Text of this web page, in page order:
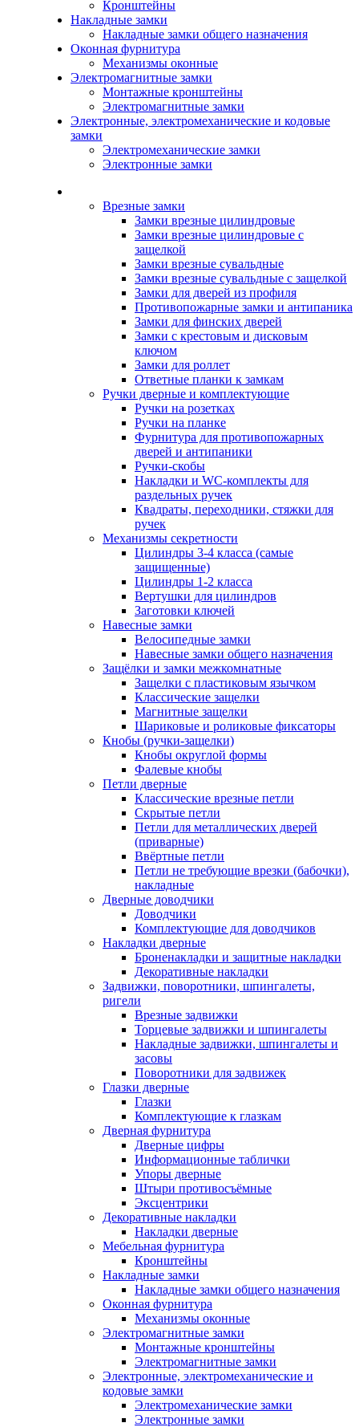
Кронштейны
Накладные замки
Накладные замки общего назначения
Оконная фурнитура
Механизмы оконные
Электромагнитные замки
Монтажные кронштейны
Электромагнитные замки
Электронные, электромеханические и кодовые
замки
Электромеханические замки
Электронные замки
Врезные замки
Замки врезные цилиндровые
Замки врезные цилиндровые с
защелкой
Замки врезные сувальдные
Замки врезные сувальдные с защелкой
Замки для дверей из профиля
Противопожарные замки и антипаника
Замки для финских дверей
Замки с крестовым и дисковым
ключом
Замки для роллет
Ответные планки к замкам
Ручки дверные и комплектующие
Ручки на розетках
Ручки на планке
Фурнитура для противопожарных
дверей и антипаники
Ручки-скобы
Накладки и WC-комплекты для
раздельных ручек
Квадраты, переходники, стяжки для
ручек
Механизмы секретности
Цилиндры 3-4 класса (самые
защищенные)
Цилиндры 1-2 класса
Вертушки для цилиндров
Заготовки ключей
Навесные замки
Велосипедные замки
Навесные замки общего назначения
Защёлки и замки межкомнатные
Защелки с пластиковым язычком
Классические защелки
Магнитные защелки
Шариковые и роликовые фиксаторы
Кнобы (ручки-защелки)
Кнобы округлой формы
Фалевые кнобы
Петли дверные
Классические врезные петли
Скрытые петли
Петли для металлических дверей
(приварные)
Ввёртные петли
Петли не требующие врезки (бабочки),
накладные
Дверные доводчики
Доводчики
Комплектующие для доводчиков
Накладки дверные
Броненакладки и защитные накладки
Декоративные накладки
Задвижки, поворотники, шпингалеты,
ригели
Врезные задвижки
Торцевые задвижки и шпингалеты
Накладные задвижки, шпингалеты и
засовы
Поворотники для задвижек
Глазки дверные
Глазки
Комплектующие к глазкам
Дверная фурнитура
Дверные цифры
Информационные таблички
Упоры дверные
Штыри противосъёмные
Эксцентрики
Декоративные накладки
Накладки дверные
Мебельная фурнитура
Кронштейны
Накладные замки
Накладные замки общего назначения
Оконная фурнитура
Механизмы оконные
Электромагнитные замки
Монтажные кронштейны
Электромагнитные замки
Электронные, электромеханические и
кодовые замки
Электромеханические замки
Электронные замки